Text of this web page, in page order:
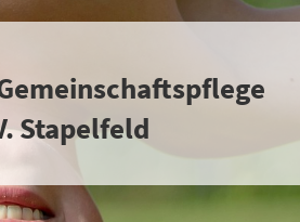
Stapelfeld